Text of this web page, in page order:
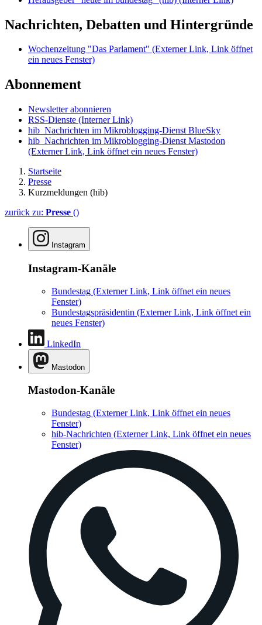
Nachrichten, Debatten und Hintergründe
Wochenzeitung "Das Parlament" (Externer Link, Link öffnet
ein neues Fenster)
Abonnement
Newsletter abonnieren
RSS-Dienste (Interner Link)
hib_Nachrichten im Mikroblogging-Dienst BlueSky
hib_Nachrichten im Mikroblogging-Dienst Mastodon
(Externer Link, Link öffnet ein neues Fenster)
Startseite
Presse
Kurzmeldungen (hib)
zurück zu: Presse ()
Instagram
Instagram-Kanäle
Bundestag (Externer Link, Link öffnet ein neues
Fenster)
Bundestagspräsidentin (Externer Link, Link öffnet ein
neues Fenster)
LinkedIn
Mastodon
Mastodon-Kanäle
Bundestag (Externer Link, Link öffnet ein neues
Fenster)
hib-Nachrichten (Externer Link, Link öffnet ein neues
Fenster)